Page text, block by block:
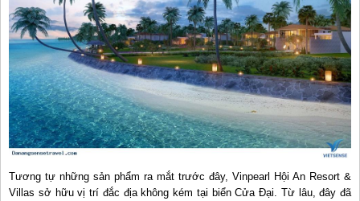
Tương tự những sản phẩm ra mắt trước đây, Vinpearl Hội An Resort &
Villas sở hữu vị trí đắc địa không kém tại biển Cửa Đại. Từ lâu, đây đã